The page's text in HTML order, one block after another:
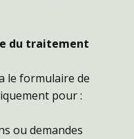
du traitement
le formulaire de
pour :
ou demandes